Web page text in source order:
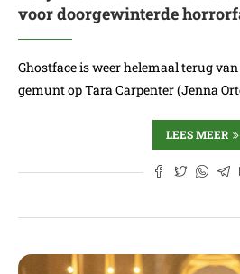
voor doorgewinterde
Ghostface is weer helemaal terug
gemunt op Tara Carpenter (Jenna
LEES MEER